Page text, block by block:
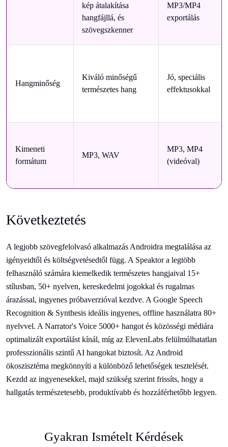
kép átalakítása
hangfájllá, és
szövegszkenner
MP3/MP4
exportálás
Hangminőség
Kiváló minőségű
természetes hang
Jó, speciális
effektusokkal
Kimeneti
formátum
MP3, WAV
MP3, MP4
(videóval)
Következtetés
A legjobb szövegfelolvasó alkalmazás Androidra megtalálása az
igényeidtől és költségvetésedtől függ. A Speaktor a legtöbb
felhasználó számára kiemelkedik természetes hangjaival 15+
stílusban, 50+ nyelven, kereskedelmi jogokkal és rugalmas
árazással, ingyenes próbaverzióval kezdve. A Google Speech
Recognition & Synthesis ideális ingyenes, offline használatra 80+
nyelvvel. A Narrator's Voice 5000+ hangot és közösségi médiára
optimalizált exportálást kínál, míg az ElevenLabs felülmúlhatatlan
professzionális szintű AI hangokat biztosít. Az Android
ökoszisztéma megkönnyíti a különböző lehetőségek tesztelését.
Kezdd az ingyenesekkel, majd szükség szerint frissíts, hogy a
hallgatás természetesebb, produktívabb és hozzáférhetőbb legyen.
Gyakran Ismételt Kérdések